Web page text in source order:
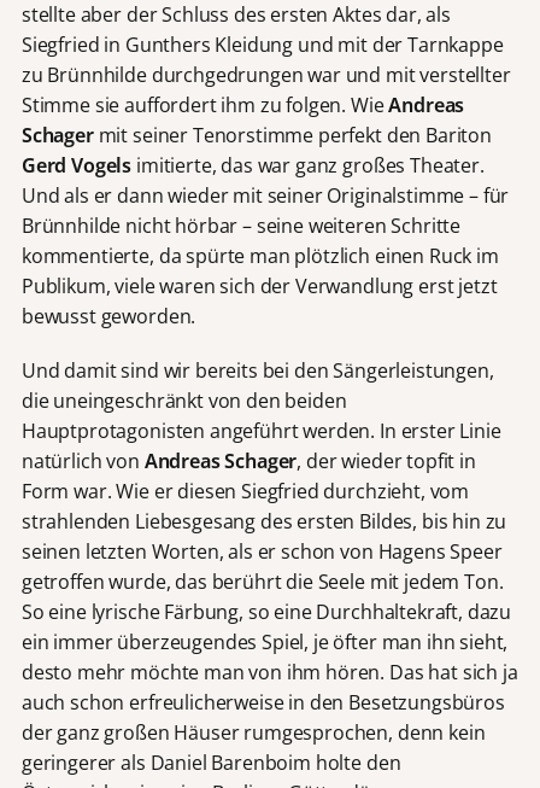
stellte aber der Schluss des ersten Aktes dar, als
Siegfried in Gunthers Kleidung und mit der Tarnkappe
zu Brünnhilde durchgedrungen war und mit verstellter
Stimme sie auffordert ihm zu folgen. WieAndreas
Schagermit seiner Tenorstimme perfekt den Bariton
Gerd Vogels imitierte, das war ganz großes Theater.
Und als er dann wieder mit seiner Originalstimme – für
Brünnhilde nicht hörbar – seine weiteren Schritte
kommentierte, da spürte man plötzlich einen Ruck im
Publikum, viele waren sich der Verwandlung erst jetzt
bewusst geworden.
Und damit sind wir bereits bei den Sängerleistungen,
die uneingeschränkt von den beiden
Hauptprotagonisten angeführt werden. In erster Linie
natürlich von Andreas Schager, der wieder topfit in
Form war. Wie er diesen Siegfried durchzieht, vom
strahlenden Liebesgesang des ersten Bildes, bis hin zu
seinen letzten Worten, als er schon von Hagens Speer
getroffen wurde, das berührt die Seele mit jedem Ton.
So eine lyrische Färbung, so eine Durchhaltekraft, dazu
ein immer überzeugendes Spiel, je öfter man ihn sieht,
desto mehr möchte man von ihm hören. Das hat sich ja
auch schon erfreulicherweise in den Besetzungsbüros
der ganz großen Häuser rumgesprochen, denn kein
geringerer als Daniel Barenboim holte den